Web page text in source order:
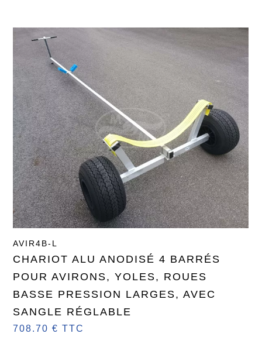
AVIR4B-L
CHARIOT ALU ANODISÉ 4 BARRÉS
POUR AVIRONS, YOLES, ROUES
BASSE PRESSION LARGES, AVEC
SANGLE RÉGLABLE
708.70 € TTC